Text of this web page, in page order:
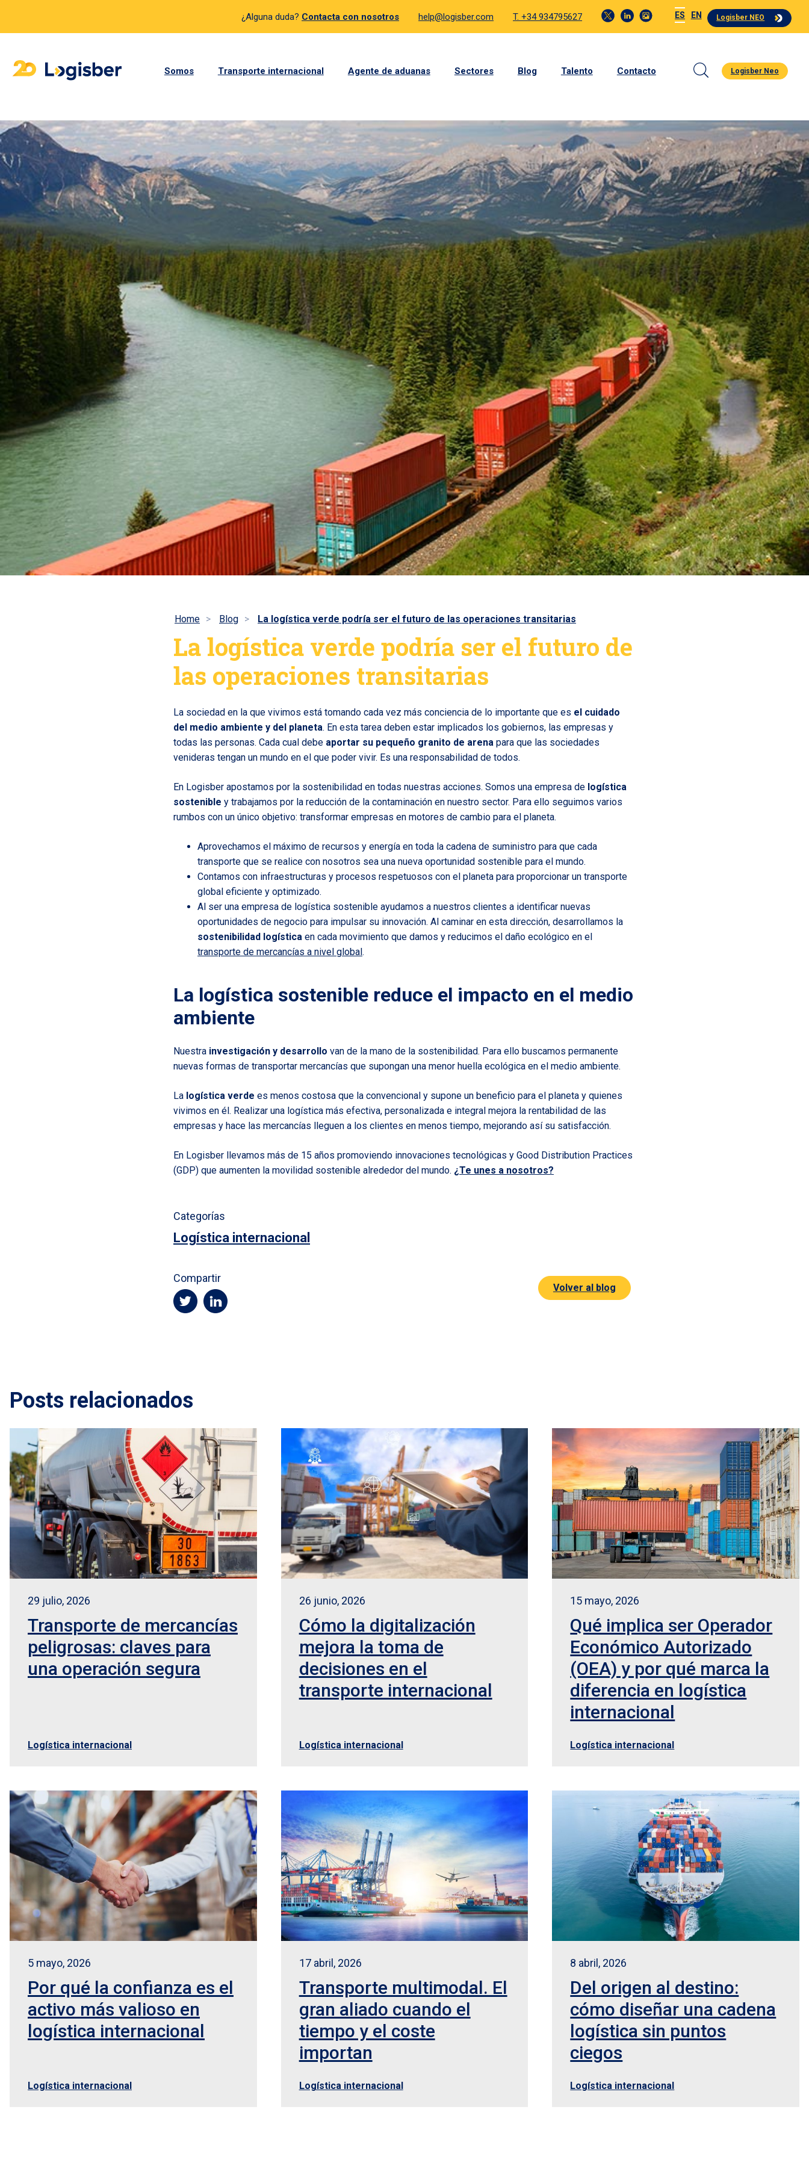
¿Alguna duda? Contacta con nosotros help@logisber.com T. +34 934795627 ES EN Logisber NEO
Somos Transporte internacional Agente de aduanas Sectores Blog Talento Contacto Logisber Neo
Home Blog La logística verde podría ser el futuro de las operaciones transitarias
La logística verde podría ser el futuro de
las operaciones transitarias
La sociedad en la que vivimos está tomando cada vez más conciencia de lo importante que es el cuidado
del medio ambiente y del planeta. En esta tarea deben estar implicados los gobiernos, las empresas y
todas las personas. Cada cual debe aportar su pequeño granito de arena para que las sociedades
venideras tengan un mundo en el que poder vivir. Es una responsabilidad de todos.
En Logisber apostamos por la sostenibilidad en todas nuestras acciones. Somos una empresa de logística
sostenible y trabajamos por la reducción de la contaminación en nuestro sector. Para ello seguimos varios
rumbos con un único objetivo: transformar empresas en motores de cambio para el planeta.
Aprovechamos el máximo de recursos y energía en toda la cadena de suministro para que cada
transporte que se realice con nosotros sea una nueva oportunidad sostenible para el mundo.
Contamos con infraestructuras y procesos respetuosos con el planeta para proporcionar un transporte
global eficiente y optimizado.
Al ser una empresa de logística sostenible ayudamos a nuestros clientes a identificar nuevas
oportunidades de negocio para impulsar su innovación. Al caminar en esta dirección, desarrollamos la
sostenibilidad logística en cada movimiento que damos y reducimos el daño ecológico en el
transporte de mercancías a nivel global.
La logística sostenible reduce el impacto en el medio
ambiente
Nuestra investigación y desarrollo van de la mano de la sostenibilidad. Para ello buscamos permanente
nuevas formas de transportar mercancías que supongan una menor huella ecológica en el medio ambiente.
La logística verde es menos costosa que la convencional y supone un beneficio para el planeta y quienes
vivimos en él. Realizar una logística más efectiva, personalizada e integral mejora la rentabilidad de las
empresas y hace las mercancías lleguen a los clientes en menos tiempo, mejorando así su satisfacción.
En Logisber llevamos más de 15 años promoviendo innovaciones tecnológicas y Good Distribution Practices
(GDP) que aumenten la movilidad sostenible alrededor del mundo. ¿Te unes a nosotros?
Categorías
Logística internacional
Compartir
Volver al blog
Posts relacionados
29 julio, 2026
Transporte de mercancías
peligrosas: claves para
una operación segura
Logística internacional
26 junio, 2026
Cómo la digitalización
mejora la toma de
decisiones en el
transporte internacional
Logística internacional
15 mayo, 2026
Qué implica ser Operador
Económico Autorizado
(OEA) y por qué marca la
diferencia en logística
internacional
Logística internacional
5 mayo, 2026
Por qué la confianza es el
activo más valioso en
logística internacional
Logística internacional
17 abril, 2026
Transporte multimodal. El
gran aliado cuando el
tiempo y el coste
importan
Logística internacional
8 abril, 2026
Del origen al destino:
cómo diseñar una cadena
logística sin puntos
ciegos
Logística internacional